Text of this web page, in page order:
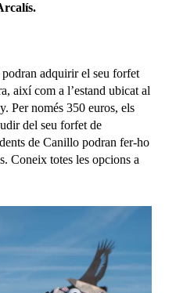
adquirir el seu forfet
així com a l’estand ubicat al
Per només 350 euros, els
del seu forfet de
de Canillo podran fer-ho
Coneix totes les opcions a